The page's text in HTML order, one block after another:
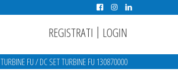
REGISTRATI | LOGIN
TURBINE FU/DC SET TURBINE FU 130870000